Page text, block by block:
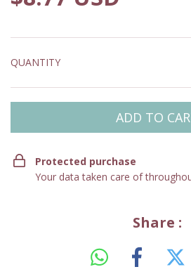
QUANTITY
Protected purchase
Your data taken care of
Share :